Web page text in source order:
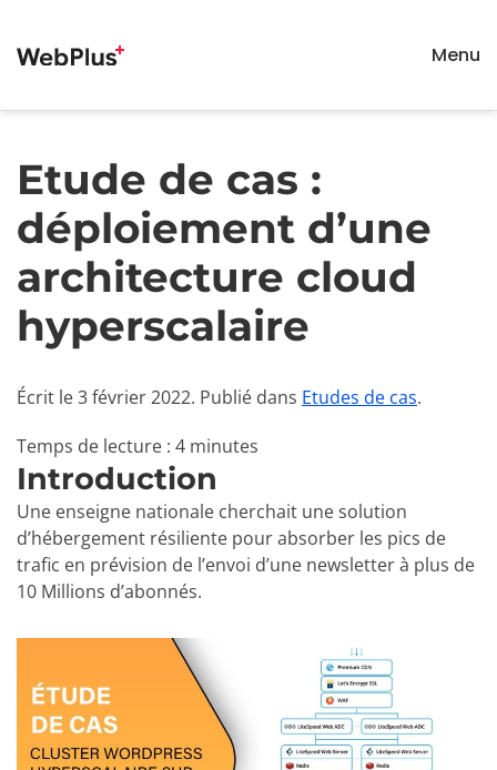
Passer au contenu principal Menu
Etude de cas :
déploiement d’une
architecture cloud
hyperscalaire
Écrit le3 février 2022. Publié dans Etudes de cas.
Temps de lecture : 4 minutes
Introduction
Une enseigne nationale cherchait une solution
d’hébergement résiliente pour absorber les pics de
trafic en prévision de l’envoi d’une newsletter à plus de
10 Millions d’abonnés.